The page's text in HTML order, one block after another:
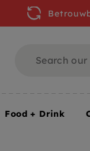
Food + Drink